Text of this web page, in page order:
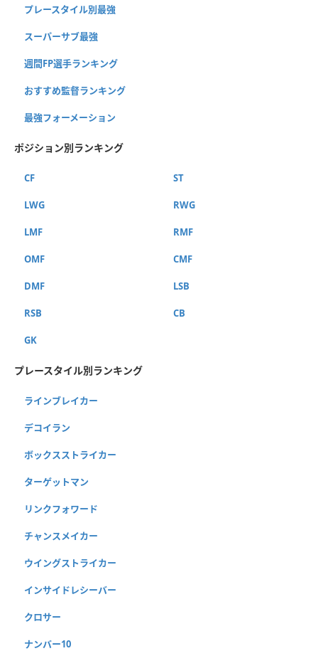
プレースタイル別最強
スーパーサブ最強
週間FP選手ランキング
おすすめ監督ランキング
最強フォーメーション
ポジション別ランキング
CF ST
LWG RWG
LMF RMF
OMF CMF
DMF LSB
RSB CB
GK
プレースタイル別ランキング
ラインブレイカー
デコイラン
ボックスストライカー
ターゲットマン
リンクフォワード
チャンスメイカー
ウイングストライカー
インサイドレシーバー
クロサー
ナンバー10